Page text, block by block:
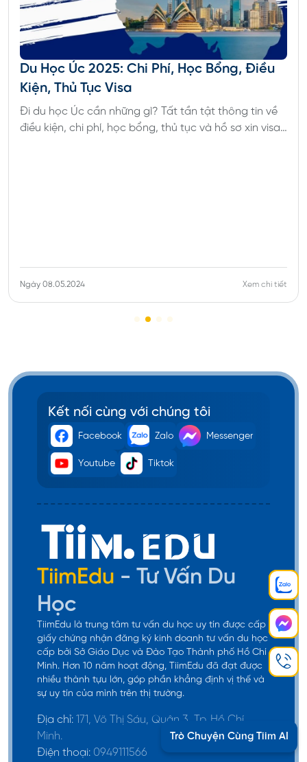
Học Úc 2025: Chi Phí, Học Bổng, Điều
Thủ Tục Visa
học Úc cần những gì? Tất tần tật thông tin về
kiện, chi phí, học bổng, thủ tục và hồ sơ xin visa
08.05.2024 Xem chi tiết
Kết nối cùng với chúng tôi
Facebook Zalo Messenger
Youtube Tiktok
TiimEdu - Tư Vấn Du
Học
TiimEdu là trung tâm tư vấn du học uy tín được cấp
giấy chứng nhận đăng ký kinh doanh tư vấn du học
cấp bởi Sở Giáo Dục và Đào Tạo Thành phố Hồ Chí
Minh. Hơn 10 năm hoạt động, TiimEdu đã đạt được
nhiều thành tựu lớn, góp phần khẳng định vị thế và
sự uy tín của mình trên thị trường.
Địa chỉ: 171, Võ Thị Sáu, Quận 3, Tp. Hồ Chí
Minh.
Điện thoại: 0949111566
Trò Chuyện Cùng Tiim AI